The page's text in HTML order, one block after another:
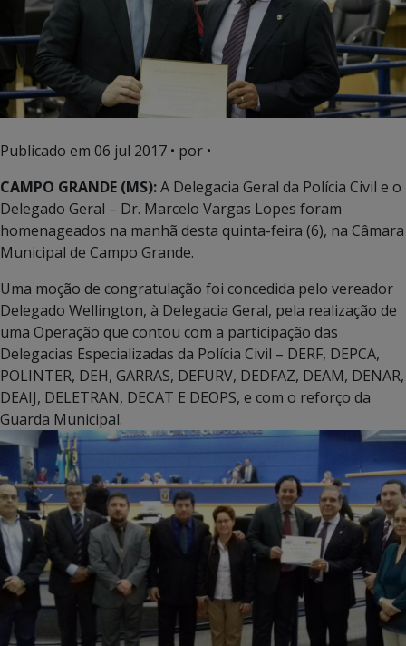
Publicado em 06 jul 2017 • por •
CAMPO GRANDE (MS):A Delegacia Geral da Polícia Civil e o
Delegado Geral – Dr. Marcelo Vargas Lopes foram
homenageados na manhã desta quinta-feira (6), na Câmara
Municipal de Campo Grande.
Uma moção de congratulação foi concedida pelo vereador
Delegado Wellington, à Delegacia Geral, pela realização de
uma Operação que contou com a participação das
Delegacias Especializadas da Polícia Civil – DERF, DEPCA,
POLINTER, DEH, GARRAS, DEFURV, DEDFAZ, DEAM, DENAR,
DEAIJ, DELETRAN, DECAT E DEOPS, e com o reforço da
Guarda Municipal.